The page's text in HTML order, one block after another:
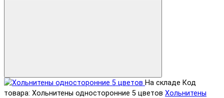
На складе Код
товара: Хольнитены односторонние 5 цветов Хольнитены